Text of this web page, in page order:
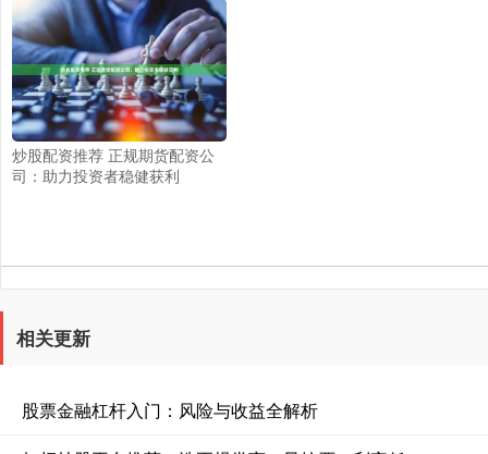
炒股配资推荐 正规期货配资公
司：助力投资者稳健获利
相关更新
股票金融杠杆入门：风险与收益全解析